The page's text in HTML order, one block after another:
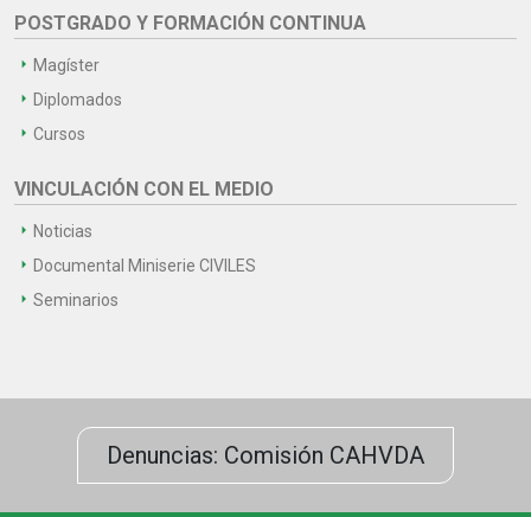
POSTGRADO Y FORMACIÓN CONTINUA
Magíster
Diplomados
Cursos
VINCULACIÓN CON EL MEDIO
Noticias
Documental Miniserie CIVILES
Seminarios
Denuncias: Comisión CAHVDA